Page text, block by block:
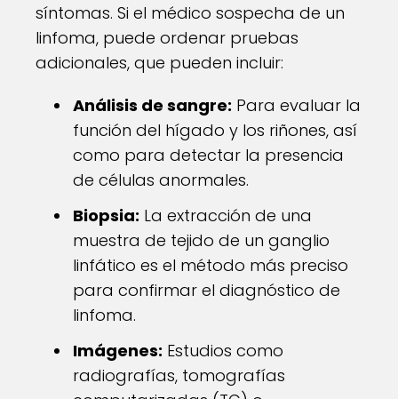
síntomas. Si el médico sospecha de un
linfoma, puede ordenar pruebas
adicionales, que pueden incluir:
Análisis de sangre: Para evaluar la
función del hígado y los riñones, así
como para detectar la presencia
de células anormales.
Biopsia: La extracción de una
muestra de tejido de un ganglio
linfático es el método más preciso
para confirmar el diagnóstico de
linfoma.
Imágenes: Estudios como
radiografías, tomografías